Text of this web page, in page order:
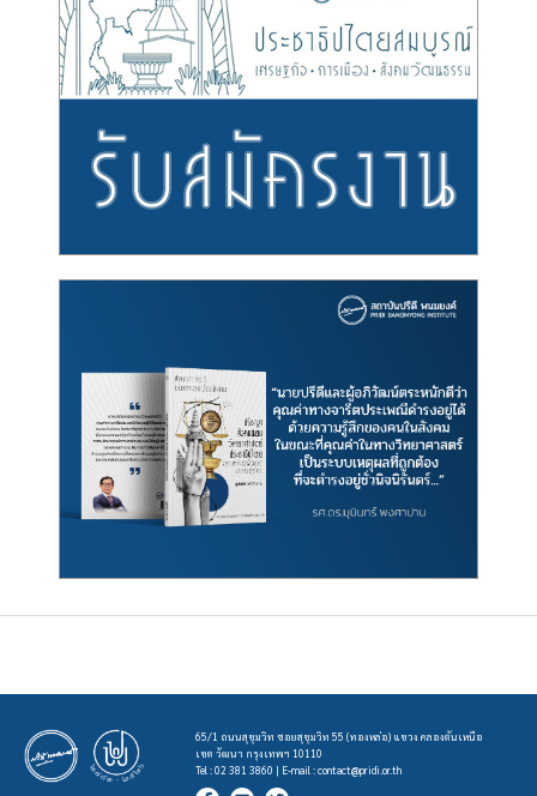
65/1 ถนนสุขุมวิท ซอยสุขุมวิท 55 (ทองหล่อ) แขวง คลองตันเหนือ
เขต วัฒนา กรุงเทพฯ 10110
Tel : 02 381 3860 | E-mail :contact@pridi.or.th